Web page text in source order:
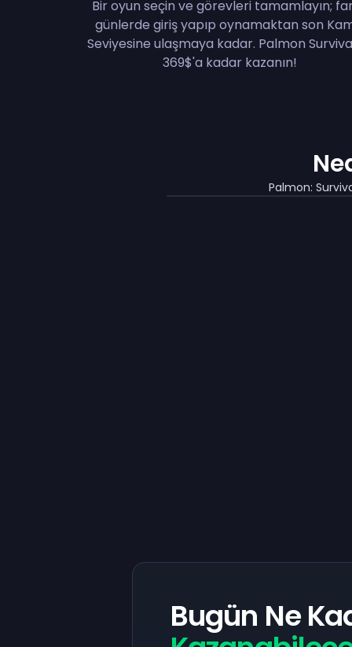
Bir oyun seçin ve görevleri tamamlayın;
günlerde giriş yapıp oynamaktan son
Seviyesine ulaşmaya kadar. Palmon
369$'a kadar kazanın!
Palmon:
Bugün Ne